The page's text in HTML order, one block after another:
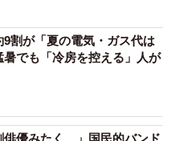
割が「夏の電気・ガス代は
でも「冷房を控える」人が